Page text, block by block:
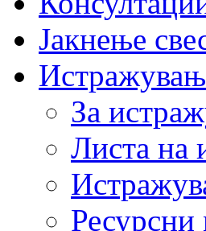
Јакнење
За
Листа на
Ресурсни